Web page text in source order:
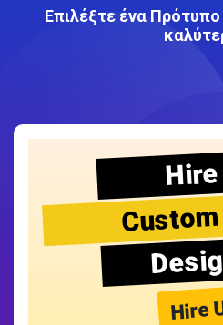
Επιλέξτε ένα Πρότυπο
Hire
Hire